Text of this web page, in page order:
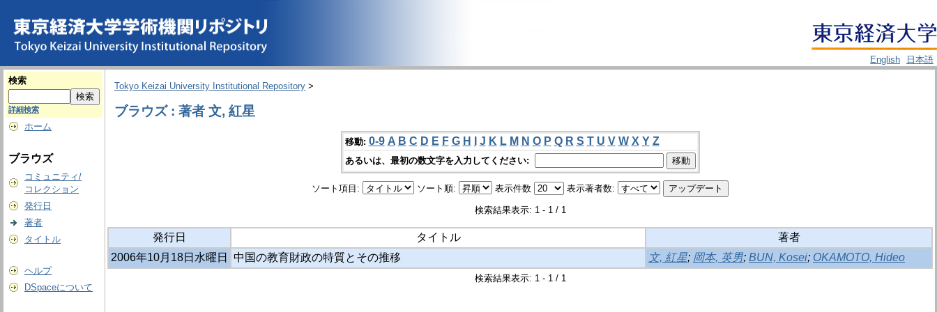
English
日本語
検索
詳細検索
ホーム
ブラウズ
コミュニティ/
コレクション
発行日
著者
タイトル
ヘルプ
DSpaceについて
Tokyo Keizai University Institutional Repository >
ブラウズ : 著者 文, 紅星
移動: 0-9 A B C D E F G H J K L M N O P Q R S T U V W X Y Z
あるいは、最初の数文字を入力してください:
ソート項目: ソート順: 表示件数 表示著者数:
検索結果表示: 1 - 1 / 1
発行日 タイトル
著者
2006年10月18日水曜日
中国の教育財政の特質とその推移 文, 紅星; 岡本, 英男; BUN, Kosei; OKAMOTO, Hideo
検索結果表示: 1 - 1 / 1